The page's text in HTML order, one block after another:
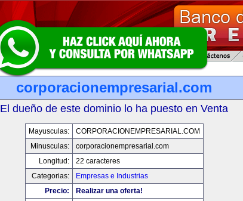
corporacionempresarial.com
El dueño de este dominio lo ha puesto en Venta
Mayusculas:
CORPORACIONEMPRESARIAL.COM
Minusculas:
corporacionempresarial.com
Longitud:
22 caracteres
Categorias:
Empresas e Industrias
Precio:
Realizar una oferta!